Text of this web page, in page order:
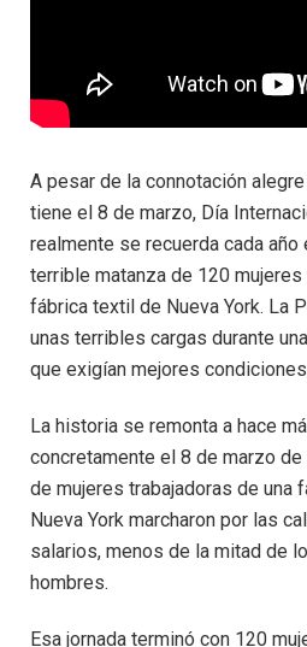
A pesar de la connotación
tiene el 8 de marzo, Día
realmente se recuerda cada
terrible matanza de 120 mujeres
fábrica textil de Nueva York. La
unas terribles cargas durante
que exigían mejores
La historia se remonta a hace
concretamente el 8 de marzo
de mujeres trabajadoras de una
Nueva York marcharon por las
salarios, menos de la mitad de
hombres.
Esa jornada terminó con 120